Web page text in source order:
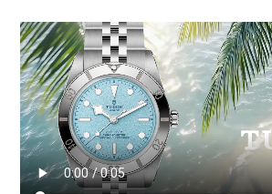
CRISTAL: - CRISTAL DE ZAFIRO
ABOMBADO